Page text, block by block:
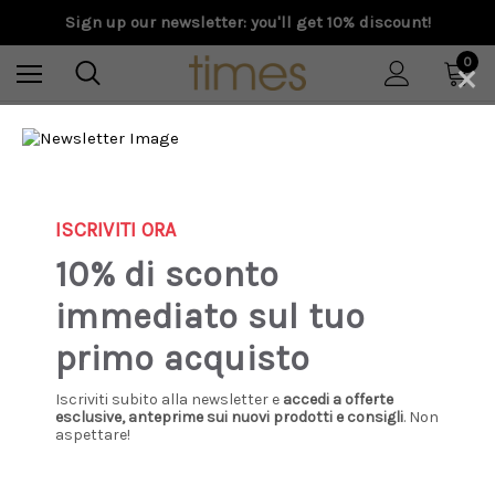
Sign up our newsletter: you'll get 10% discount!
0
Home Special Prices
×
ISCRIVITI ORA
10% di sconto
immediato sul tuo
primo acquisto
Iscriviti subito alla newsletter e accedi a offerte
esclusive, anteprime sui nuovi prodotti e consigli. Non
aspettare!